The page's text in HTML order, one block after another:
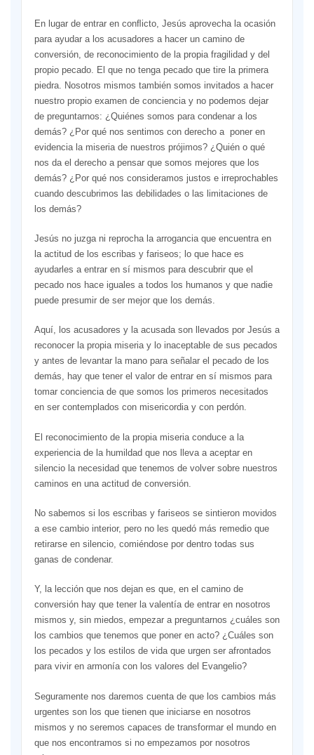
En lugar de entrar en conﬂicto, Jesús aprovecha la ocasión
para ayudar a los acusadores a hacer un camino de
conversión, de reconocimiento de la propia fragilidad y del
propio pecado. El que no tenga pecado que tire la primera
piedra. Nosotros mismos también somos invitados a hacer
nuestro propio examen de conciencia y no podemos dejar
de preguntarnos: ¿Quiénes somos para condenar a los
demás? ¿Por qué nos sentimos con derecho a poner en
evidencia la miseria de nuestros prójimos? ¿Quién o qué
nos da el derecho a pensar que somos mejores que los
demás? ¿Por qué nos consideramos justos e irreprochables
cuando descubrimos las debilidades o las limitaciones de
los demás?
Jesús no juzga ni reprocha la arrogancia que encuentra en
la actitud de los escribas y fariseos; lo que hace es
ayudarles a entrar en sí mismos para descubrir que el
pecado nos hace iguales a todos los humanos y que nadie
puede presumir de ser mejor que los demás.
Aquí, los acusadores y la acusada son llevados por Jesús a
reconocer la propia miseria y lo inaceptable de sus pecados
y antes de levantar la mano para señalar el pecado de los
demás, hay que tener el valor de entrar en sí mismos para
tomar conciencia de que somos los primeros necesitados
en ser contemplados con misericordia y con perdón.
El reconocimiento de la propia miseria conduce a la
experiencia de la humildad que nos lleva a aceptar en
silencio la necesidad que tenemos de volver sobre nuestros
caminos en una actitud de conversión.
No sabemos si los escribas y fariseos se sintieron movidos
a ese cambio interior, pero no les quedó más remedio que
retirarse en silencio, comiéndose por dentro todas sus
ganas de condenar.
Y, la lección que nos dejan es que, en el camino de
conversión hay que tener la valentía de entrar en nosotros
mismos y, sin miedos, empezar a preguntarnos ¿cuáles son
los cambios que tenemos que poner en acto? ¿Cuáles son
los pecados y los estilos de vida que urgen ser afrontados
para vivir en armonía con los valores del Evangelio?
Seguramente nos daremos cuenta de que los cambios más
urgentes son los que tienen que iniciarse en nosotros
mismos y no seremos capaces de transformar el mundo en
que nos encontramos si no empezamos por nosotros